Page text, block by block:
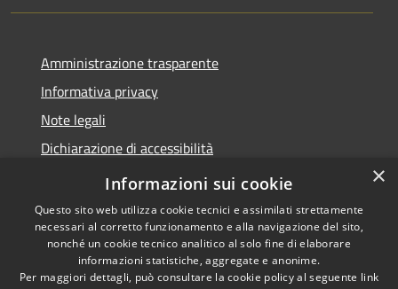
Amministrazione trasparente
Informativa privacy
Note legali
Dichiarazione di accessibilità
Link app municipium
Copyright © 2026 • Comune di
×
Informazioni sui cookie
Questo sito web utilizza cookie tecnici e assimilati strettamente
necessari al corretto funzionamento e alla navigazione del sito,
nonché un cookie tecnico analitico al solo fine di elaborare
informazioni statistiche, aggregate e anonime.
Per maggiori dettagli, può consultare la cookie policy al seguente link